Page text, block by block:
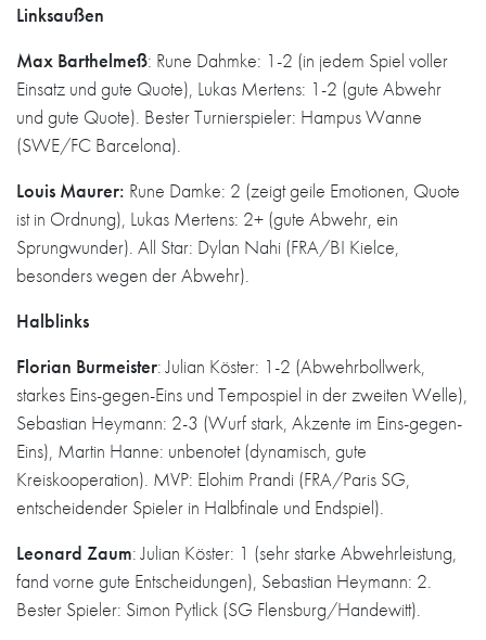
Linksaußen
Max Barthelmeß: Rune Dahmke: 1-2 (in jedem Spiel voller
Einsatz und gute Quote), Lukas Mertens: 1-2 (gute Abwehr
und gute Quote). Bester Turnierspieler: Hampus Wanne
(SWE/FC Barcelona).
Louis Maurer: Rune Damke: 2 (zeigt geile Emotionen, Quote
ist in Ordnung), Lukas Mertens: 2+ (gute Abwehr, ein
Sprungwunder). All Star: Dylan Nahi (FRA/BI Kielce,
besonders wegen der Abwehr).
Halblinks
Florian Burmeister: Julian Köster: 1-2 (Abwehrbollwerk,
starkes Eins-gegen-Eins und Tempospiel in der zweiten Welle),
Sebastian Heymann: 2-3 (Wurf stark, Akzente im Eins-gegen-
Eins), Martin Hanne: unbenotet (dynamisch, gute
Kreiskooperation). MVP: Elohim Prandi (FRA/Paris SG,
entscheidender Spieler in Halbfinale und Endspiel).
Leonard Zaum: Julian Köster: 1 (sehr starke Abwehrleistung,
fand vorne gute Entscheidungen), Sebastian Heymann: 2.
Bester Spieler: Simon Pytlick (SG Flensburg/Handewitt).